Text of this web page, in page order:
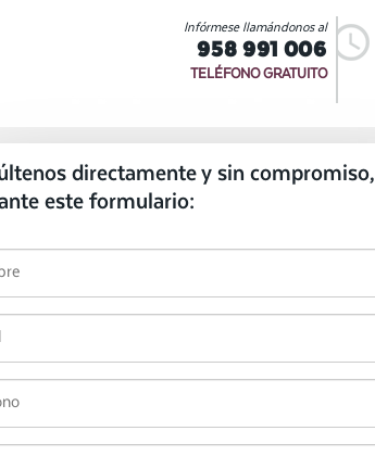
Infórmese llamándonos al
958 991 006
TELÉFONO GRATUITO
directamente y sin compromiso,
este formulario: